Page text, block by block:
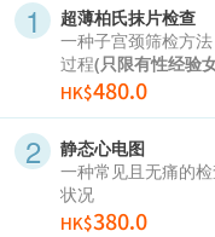
超薄柏氏抹片检查
一种子宫颈筛检方
过程(只限有性经验
HK$480.0
静态心电图
一种常见且无痛的
状况
HK$380.0